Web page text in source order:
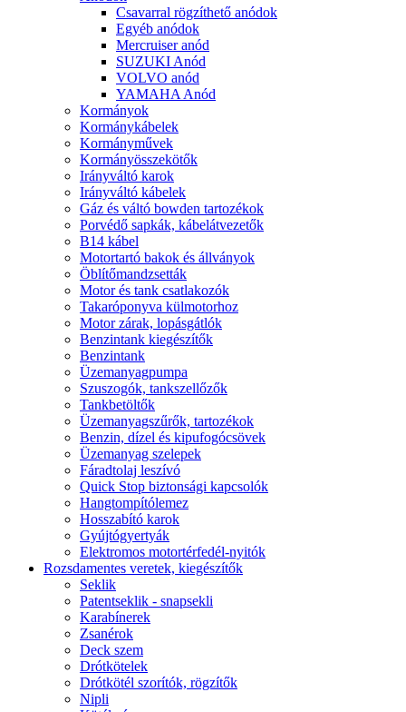
Csavarral rögzíthető anódok
Egyéb anódok
Mercruiser anód
SUZUKI Anód
VOLVO anód
YAMAHA Anód
Kormányok
Kormánykábelek
Kormányművek
Kormányösszekötők
Irányváltó karok
Irányváltó kábelek
Gáz és váltó bowden tartozékok
Porvédő sapkák, kábelátvezetők
B14 kábel
Motortartó bakok és állványok
Öblítőmandzsetták
Motor és tank csatlakozók
Takaróponyva külmotorhoz
Motor zárak, lopásgátlók
Benzintank kiegészítők
Benzintank
Üzemanyagpumpa
Szuszogók, tankszellőzők
Tankbetöltők
Üzemanyagszűrők, tartozékok
Benzin, dízel és kipufogócsövek
Üzemanyag szelepek
Fáradtolaj leszívó
Quick Stop biztonsági kapcsolók
Hangtompítólemez
Hosszabító karok
Gyújtógyertyák
Elektromos motortérfedél-nyitók
Rozsdamentes veretek, kiegészítők
Seklik
Patentseklik - snapsekli
Karabínerek
Zsanérok
Deck szem
Drótkötelek
Drótkötél szorítók, rögzítők
Nipli